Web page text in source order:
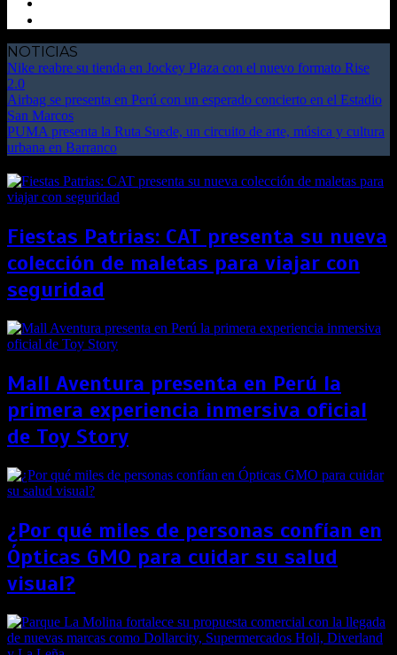
NOTICIAS
Nike reabre su tienda en Jockey Plaza con el nuevo formato Rise
2.0
Airbag se presenta en Perú con un esperado concierto en el Estadio
San Marcos
PUMA presenta la Ruta Suede, un circuito de arte, música y cultura
urbana en Barranco
Fiestas Patrias: CAT presenta su nueva
colección de maletas para viajar con
seguridad
Mall Aventura presenta en Perú la
primera experiencia inmersiva oficial
de Toy Story
¿Por qué miles de personas confían en
Ópticas GMO para cuidar su salud
visual?